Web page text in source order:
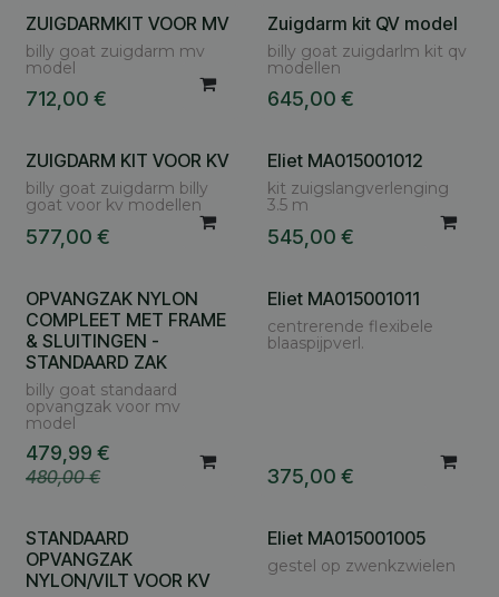
ZUIGDARMKIT VOOR MV
billy goat zuigdarm mv
model
712,00 €
Zuigdarm kit QV model
billy goat zuigdarlm kit qv
modellen
645,00 €
ZUIGDARM KIT VOOR KV
billy goat zuigdarm billy
goat voor kv modellen
577,00 €
Eliet MA015001012
kit zuigslangverlenging
3.5 m
545,00 €
OPVANGZAK NYLON
COMPLEET MET FRAME
& SLUITINGEN -
STANDAARD ZAK
billy goat standaard
opvangzak voor mv
model
479,99 €
480,00€
Eliet MA015001011
centrerende flexibele
blaaspijpverl.
375,00 €
STANDAARD
OPVANGZAK
NYLON/VILT VOOR KV
Eliet MA015001005
gestel op zwenkzwielen